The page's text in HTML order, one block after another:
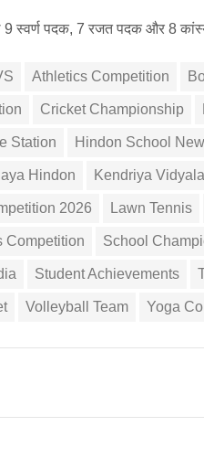
9 स्वर्ण पदक, 7 रजत पदक और 8
Athletics Competition
Cricket Championship
Station Hindon School
Hindon Kendriya
2026 Lawn Tennis
Competition School
Student Achievements
Volleyball Team Yoga